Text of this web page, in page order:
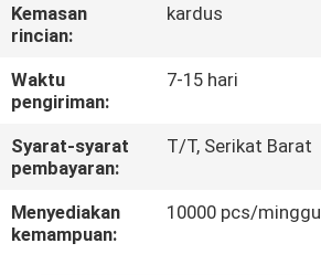
HUBUNGI
KAMI
PERMINTAAN
Kemasan
rincian:
kardus
Waktu
pengiriman:
7-15 hari
Syarat-syarat
pembayaran:
T/T, Serikat Barat
Menyediakan
kemampuan:
10000 pcs/minggu